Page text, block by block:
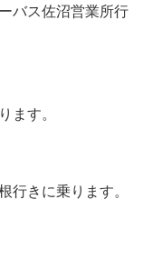
バス佐沼営業所行
ます。
行きに乗ります。